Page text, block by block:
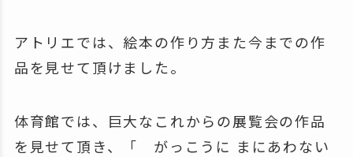
アトリエでは、絵本の作り方また今までの作
品を見せて頂けました。
体育館では、巨大なこれからの展覧会の作品
を見せて頂き、「 がっこうに まにあわない